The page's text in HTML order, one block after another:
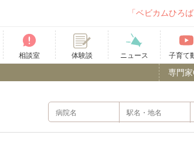
「ベビカムひろ
相談室 体験談 ニュース 子育て
専門